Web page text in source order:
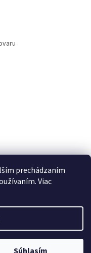
prechádzaním
Viac